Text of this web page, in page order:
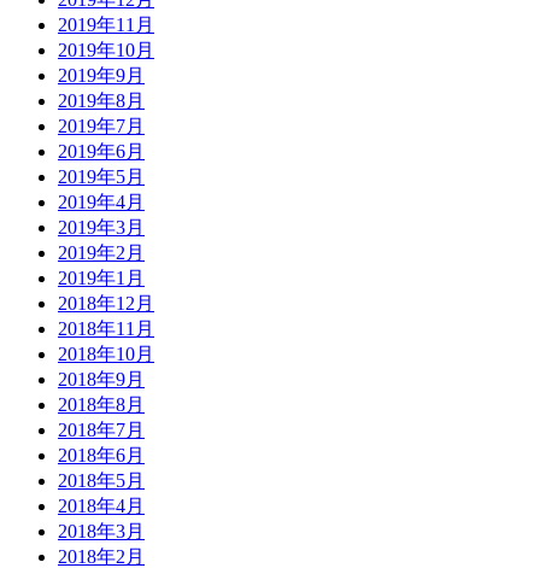
2019年11月
2019年10月
2019年9月
2019年8月
2019年7月
2019年6月
2019年5月
2019年4月
2019年3月
2019年2月
2019年1月
2018年12月
2018年11月
2018年10月
2018年9月
2018年8月
2018年7月
2018年6月
2018年5月
2018年4月
2018年3月
2018年2月